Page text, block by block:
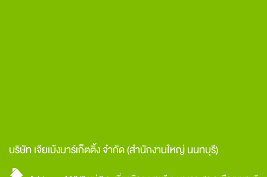
บริษัท เจียเม้งมาร์เก็ตติ้ง จำกัด(สำนักงานใหญ่ นนทบุรี)